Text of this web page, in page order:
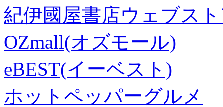
紀伊國屋書店ウェブス
OZmall(オズモール)
eBEST(イーベスト)
ホットペッパーグルメ